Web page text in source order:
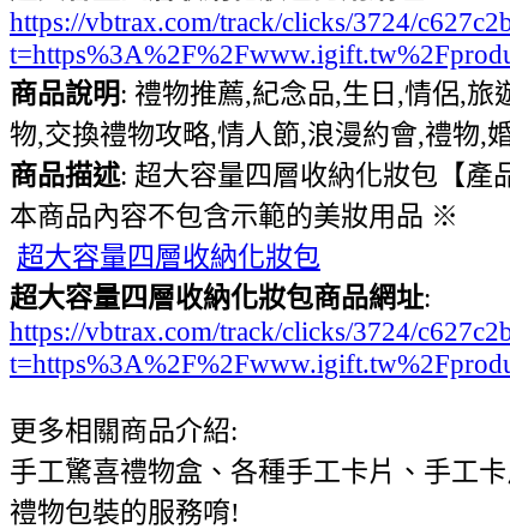
https://vbtrax.com/track/clicks/3724/
商品說明: 禮物推薦,紀念品,生日,情侶,旅
物,交換禮物攻略,情人節,浪漫約會,禮物,
商品描述: 超大容量四層收納化妝包【
本商品內容不包含示範的美妝用品 ※
超大容量四層收納化妝包
超大容量四層收納化妝包商品網址:
https://vbtrax.com/track/clicks/3724/
更多相關商品介紹:
手工驚喜禮物盒、各種手工卡片、手工
禮物包裝的服務唷!